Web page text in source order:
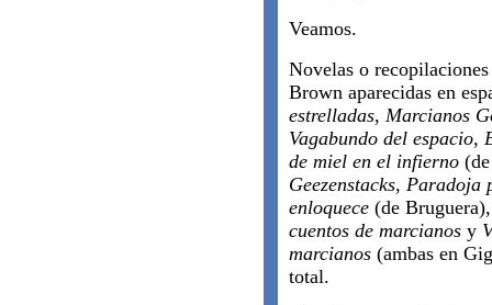
Veamos.
Novelas o
Brown aparecidas en
estrelladas, Marcianos
Vagabundo del espacio,
de miel en el infierno
Geezenstacks, Paradoja
enloquece (de
cuentos de marcianos y
marcianos (ambas en
total.